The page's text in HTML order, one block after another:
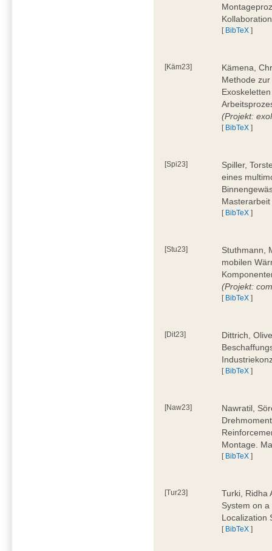
[ BibTeX ]
[Käm23]
Kämena,
Methode
(Projekt:
[ BibTeX ]
[Spi23]
Spiller,
eines
[ BibTeX ]
[Stu23]
Stuthmann,
mobilen
(Projekt:
[ BibTeX ]
[Dit23]
Dittrich,
[ BibTeX ]
[Naw23]
Nawratil,
Montage.
[ BibTeX ]
[Tur23]
Turki, Ridha
System on
Localization
[ BibTeX ]